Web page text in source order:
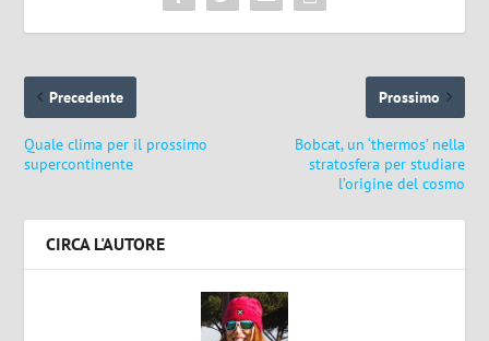
Precedente
Quale clima per il prossimo
supercontinente
Prossimo
Bobcat, un ‘thermos’ nella
stratosfera per studiare
l’origine del cosmo
CIRCA L'AUTORE